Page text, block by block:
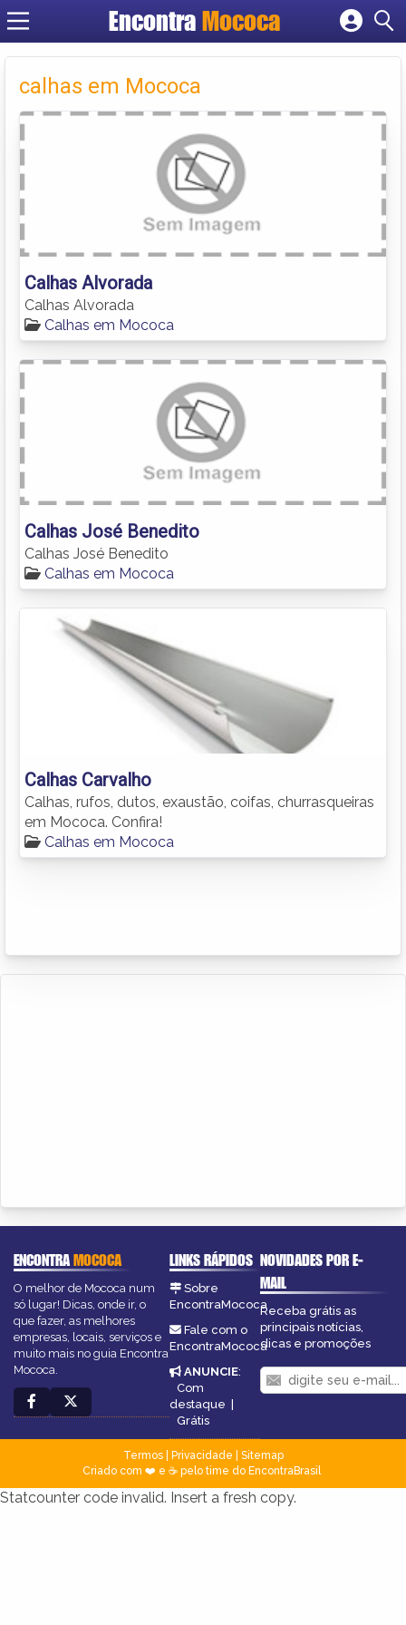
Encontra Mococa
Criar conta
calhas em Mococa
Calhas Alvorada
Calhas Alvorada
Calhas em Mococa
Calhas José Benedito
Calhas José Benedito
Calhas em Mococa
Calhas Carvalho
Calhas, rufos, dutos, exaustão, coifas, churrasqueiras
em Mococa. Confira!
Calhas em Mococa
ENCONTRAMOCOCA
O melhor de Mococa num
só lugar! Dicas, onde ir, o
que fazer, as melhores
empresas, locais, serviços e
muito mais no guia Encontra
Mococa.
LINKS RÁPIDOS
Sobre
EncontraMococa
Fale com o
EncontraMococa
ANUNCIE:
Com
destaque |
Grátis
NOVIDADES POR E-
MAIL
Receba grátis as
principais notícias,
dicas e promoções
Termos| Privacidade
Sitemap
Criado com ❤️ e ☕ pelo time do EncontraBrasil
Statcounter code invalid. Insert a fresh copy.